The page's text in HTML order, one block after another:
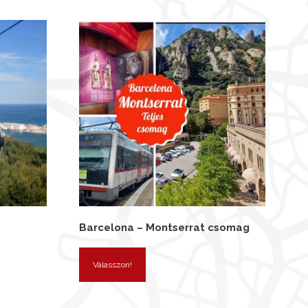
Barcelona – Montserrat csomag
Válasszon!